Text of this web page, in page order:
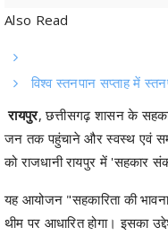
Also Read
विश्व स्तनपान सप्ताह में
रायपुर, छत्तीसगढ़ शासन के
जन तक पहुंचाने और स्वस्थ एवं
को राजधानी रायपुर में 'सहकार
यह आयोजन "सहकारिता की
थीम पर आधारित होगा। इसका